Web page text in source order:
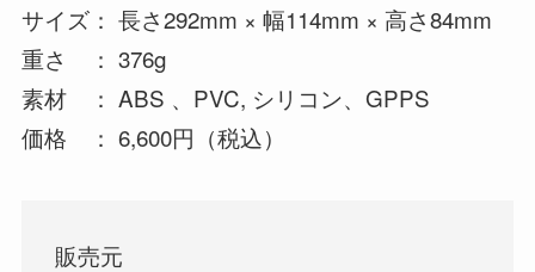
サイズ： 長さ292mm × 幅114mm × 高さ84mm
重さ ： 376g
素材 ： ABS 、PVC, シリコン、GPPS
価格 ： 6,600円（税込）
販売元